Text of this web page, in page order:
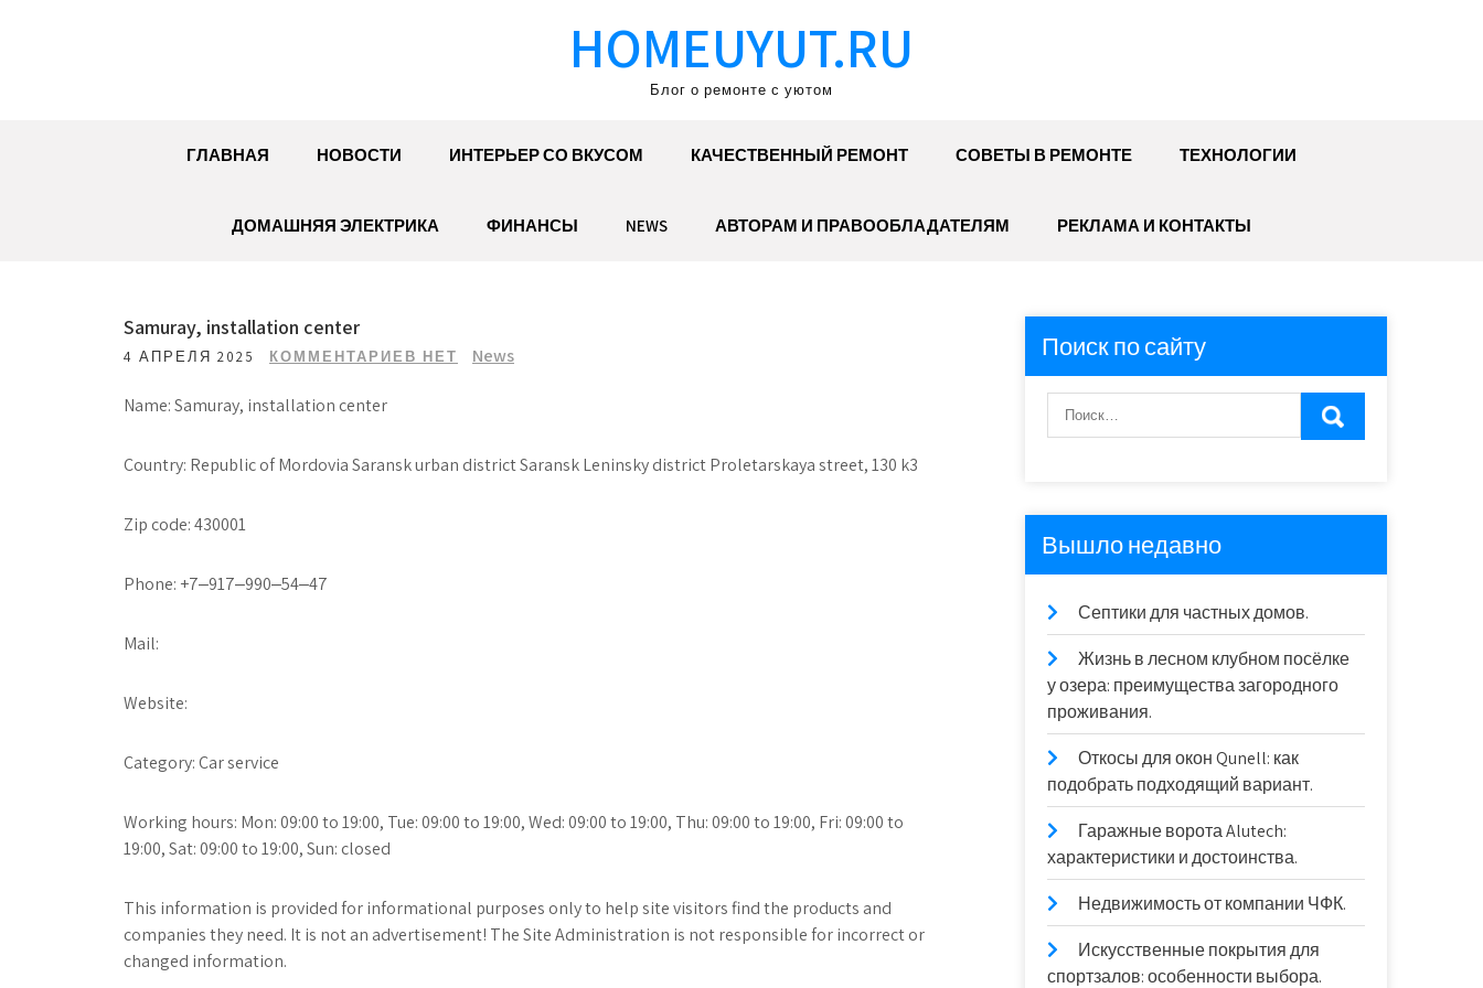
HOMEUYUT.RU
Блог о ремонте с уютом
ГЛАВНАЯ НОВОСТИ ИНТЕРЬЕР СО ВКУСОМ КАЧЕСТВЕННЫЙ РЕМОНТ СОВЕТЫ В РЕМОНТЕ ТЕХНОЛОГИИ
ДОМАШНЯЯ ЭЛЕКТРИКА ФИНАНСЫ NEWS АВТОРАМ И ПРАВООБЛАДАТЕЛЯМ РЕКЛАМА И КОНТАКТЫ
Samuray, installation center
4 АПРЕЛЯ 2025 КОММЕНТАРИЕВ НЕТ News
Name: Samuray, installation center
Country: Republic of Mordovia Saransk urban district Saransk Leninsky district Proletarskaya street, 130 k3
Zip code: 430001
Phone: +7‒917‒990‒54‒47
Mail:
Website:
Category: Car service
Working hours: Mon: 09:00 to 19:00, Tue: 09:00 to 19:00, Wed: 09:00 to 19:00, Thu: 09:00 to 19:00, Fri: 09:00 to
19:00, Sat: 09:00 to 19:00, Sun: closed
This information is provided for informational purposes only to help site visitors find the products and
companies they need. It is not an advertisement! The Site Administration is not responsible for incorrect or
changed information.
Поиск по сайту
Вышло недавно
Септики для частных домов.
Жизнь в лесном клубном посёлке
у озера: преимущества загородного
проживания.
Откосы для окон Qunell: как
подобрать подходящий вариант.
Гаражные ворота Alutech:
характеристики и достоинства.
Недвижимость от компании ЧФК.
Искусственные покрытия для
спортзалов: особенности выбора.